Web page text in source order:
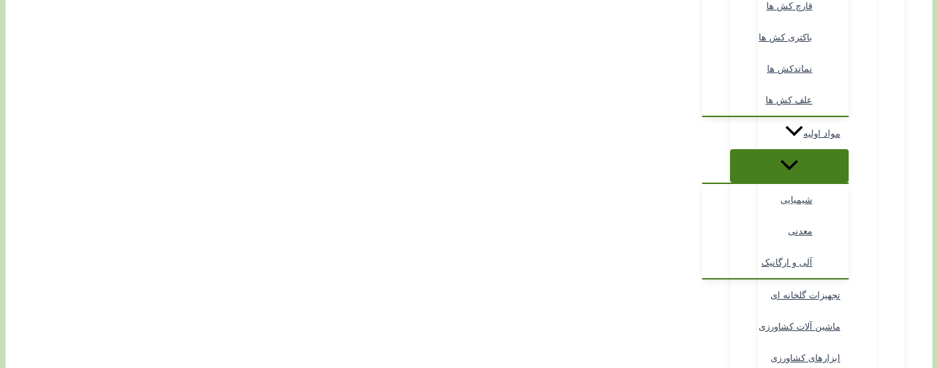
قارچ کش ها
باکتری کش ها
نماتدکش ها
علف کش ها
مواد اولیه
شیمیایی
معدنی
آلی و ارگانیک
تجهیزات گلخانه ای
ماشین آلات کشاورزی
ابزارهای کشاورزی